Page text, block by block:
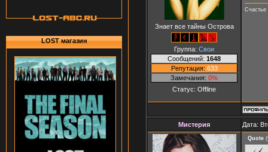
LOST магазин
Знает все тайны Острова
Группа: Свои
Сообщений: 1648
Репутация: 633
Замечания: 0%
Статус: Offline
Счастье
Мистерия Дата:
Quote (